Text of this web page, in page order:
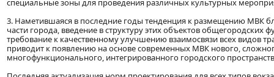
специальные зоны для проведения различных культурных
3. Наметившаяся в последние годы тенденция к размещению МВК
части города, введение в структуру этих объектов общегородских
требование к качественному улучшению взаимосвязи всех видов
приводит к появлению на основе современных МВК нового,
многофункционального, интегрированного городского